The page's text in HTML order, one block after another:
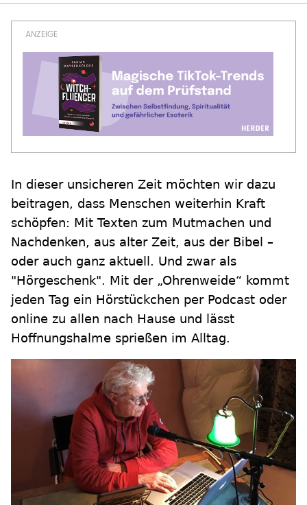
In dieser unsicheren Zeit möchten wir dazu
beitragen, dass Menschen weiterhin Kraft
schöpfen: Mit Texten zum Mutmachen und
Nachdenken, aus alter Zeit, aus der Bibel –
oder auch ganz aktuell. Und zwar als
"Hörgeschenk". Mit der „Ohrenweide“ kommt
jeden Tag ein Hörstückchen per Podcast oder
online zu allen nach Hause und lässt
Hoffnungshalme sprießen im Alltag.